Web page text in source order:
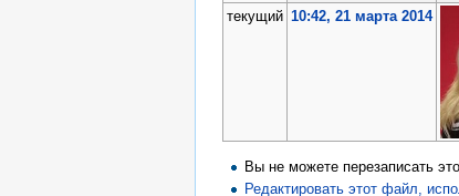
текущий 10:42, 21 марта 2014
Вы не можете перезаписать
Редактировать этот файл,